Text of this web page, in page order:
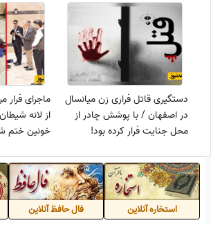
چهارپایه رفت و طناب به گردن
انداخت ...
دستگیری قاتل فراری زن میانسال
در اصفهان / با پوشش چادر از
محل جنایت فرار کرده بود!
از لانه
خونین ختم
استخاره آنلاین فال حافظ آنلاین